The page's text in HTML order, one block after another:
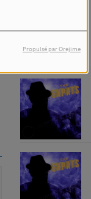
Propulsé par Orejime